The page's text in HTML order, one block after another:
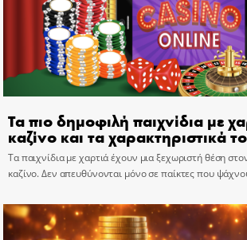
Τα πιο δημοφιλή παιχνίδια με
καζίνο και τα χαρακτηριστικά
Τα παιχνίδια με χαρτιά έχουν μια ξεχωριστή θέση
καζίνο. Δεν απευθύνονται μόνο σε παίκτες που